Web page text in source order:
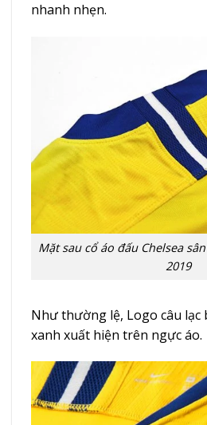
nhanh nhẹn.
Mặt sau cổ áo đấu Chelsea
2019
Như thường lệ, Logo câu lạc
xanh xuất hiện trên ngực áo.